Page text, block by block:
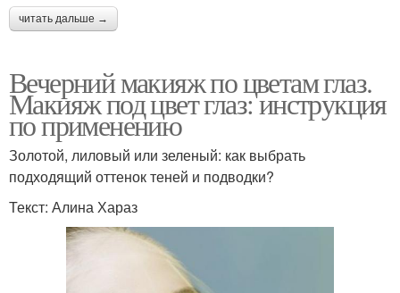
читать дальше →
Вечерний макияж по цветам глаз.
Макияж под цвет глаз: инструкция
по применению
Золотой, лиловый или зеленый: как выбрать
подходящий оттенок теней и подводки?
Текст: Алина Хараз